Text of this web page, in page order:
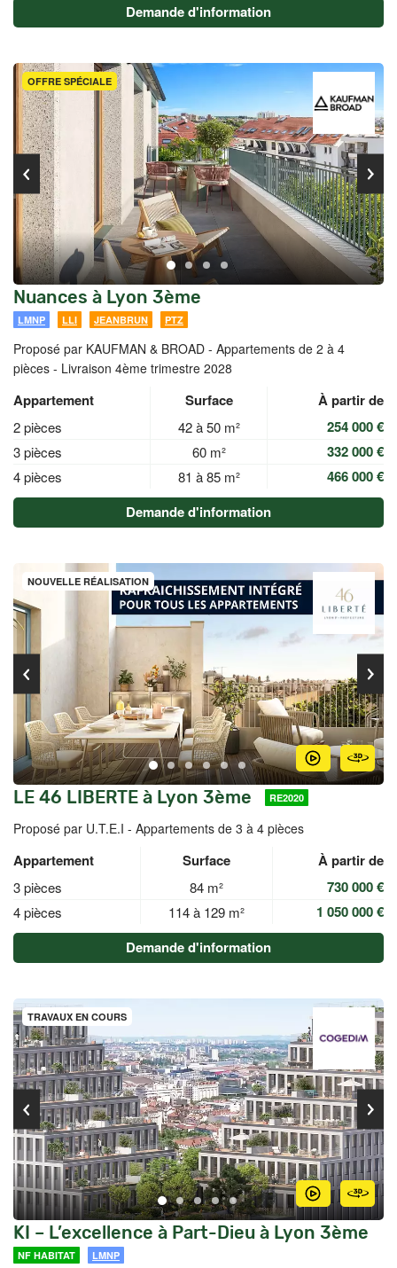
Demande d'information
OFFRE SPÉCIALE
Nuances à Lyon 3ème
LMNP LLI JEANBRUN PTZ
Proposé par KAUFMAN & BROAD - Appartements de 2 à 4
pièces - Livraison 4ème trimestre 2028
Appartement Surface À partir de
2 pièces 42 à 50 m² 254 000 €
3 pièces 60 m² 332 000 €
4 pièces 81 à 85 m²
466 000 €
Demande d'information
NOUVELLE RÉALISATION
LE 46 LIBERTE à Lyon 3ème RE2020
Proposé par U.T.E.I - Appartements de 3 à 4 pièces
Appartement Surface À partir de
3 pièces 84 m² 730 000 €
4 pièces 114 à 129 m²
1 050 000 €
Demande d'information
TRAVAUX EN COURS
KI – L’excellence à Part-Dieu à Lyon 3ème
NF HABITAT LMNP